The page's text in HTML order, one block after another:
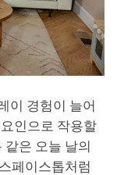
이 경험이 늘어
인으로 작용할
은 오늘 날의
페이스톱처럼